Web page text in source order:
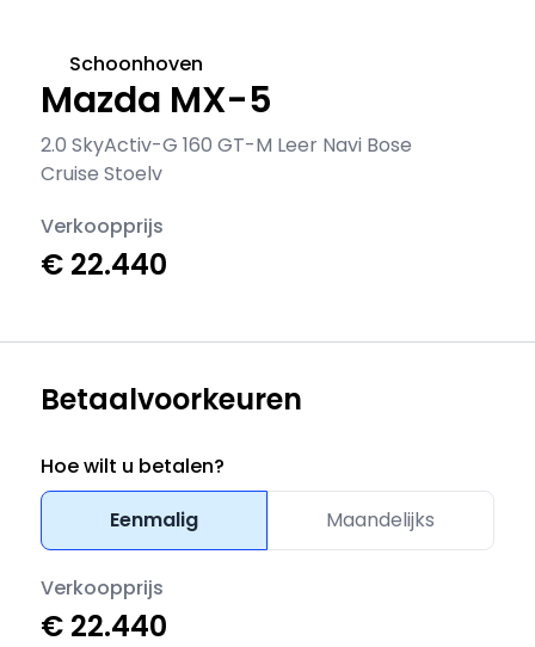
Mazda MX-5
2.0 SkyActiv-G 160 GT-M Leer Navi Bose
Cruise Stoelv
Schoonhoven
Verkoopprijs
€ 22.440
Betaalvoorkeuren
Hoe wilt u betalen?
Eenmalig
Maandelijks
Verkoopprijs
€ 22.440